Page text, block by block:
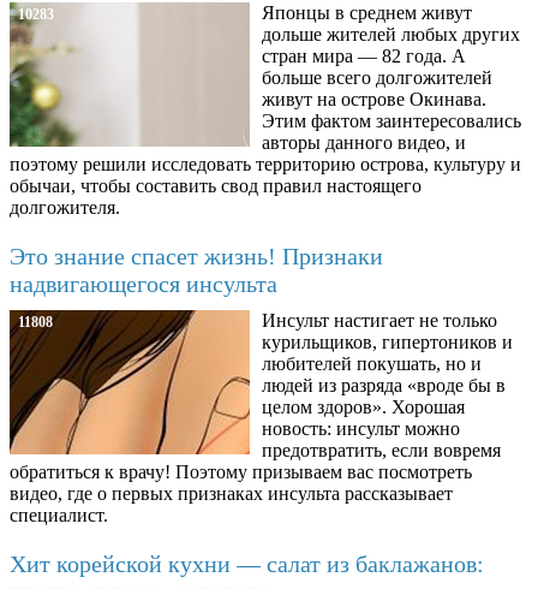
10283
Японцы в среднем живут
дольше жителей любых других
стран мира — 82 года. А
больше всего долгожителей
живут на острове Окинава.
Этим фактом заинтересовались
авторы данного видео, и
поэтому решили исследовать территорию острова, культуру и
обычаи, чтобы составить свод правил настоящего
долгожителя.
Это знание спасет жизнь! Признаки
надвигающегося инсульта
11808
Инсульт настигает не только
курильщиков, гипертоников и
любителей покушать, но и
людей из разряда «вроде бы в
целом здоров». Хорошая
новость: инсульт можно
предотвратить, если вовремя
обратиться к врачу! Поэтому призываем вас посмотреть
видео, где о первых признаках инсульта рассказывает
специалист.
Хит корейской кухни — салат из баклажанов: